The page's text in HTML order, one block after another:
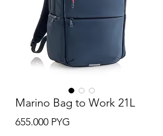
Marino Bag to Work 21L
655.000 PYG